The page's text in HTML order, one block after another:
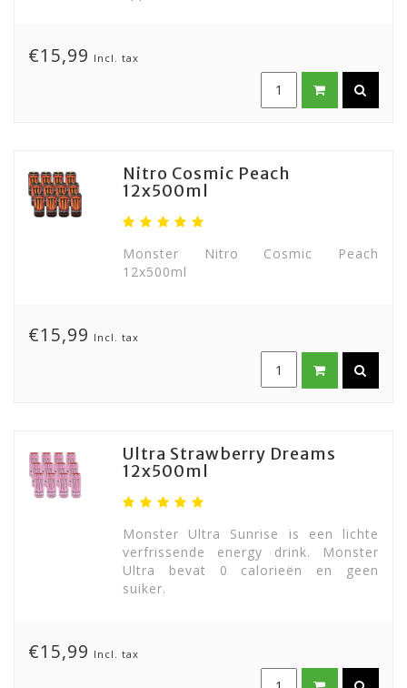
€15,99 Incl. tax
Nitro Cosmic Peach
12x500ml
Monster Nitro Cosmic Peach
12x500ml
€15,99 Incl. tax
Ultra Strawberry Dreams
12x500ml
Monster Ultra Sunrise is een lichte
verfrissende energy drink. Monster
Ultra bevat 0 calorieën en geen
suiker.
€15,99 Incl. tax